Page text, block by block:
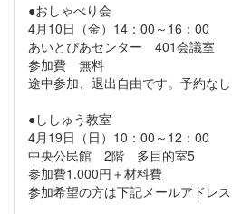
●おしゃべり会
4月10日（金）14：00～16：00
あいとぴあセンター 401会議室
参加費 無料
途中参加、退出自由です。予約なし
●ししゅう教室
4月19日（日）10：00～12：00
中央公民館 2階 多目的室5
参加費1.000円＋材料費
参加希望の方は下記メールアドレ